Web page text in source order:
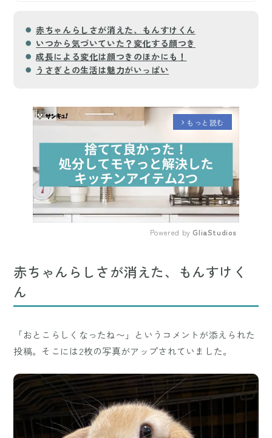
赤ちゃんらしさが消えた、もんすけくん
いつから気づいていた？変化する顔つき
成長による変化は顔つきのほかにも！
うさぎとの生活は魅力がいっぱい
arrow_forward_ios もっと読む
Powered by GliaStudios
赤ちゃんらしさが消えた、もんすけく
ん
「おとこらしくなったね〜」というコメントが添えられた
投稿。そこには2枚の写真がアップされていました。